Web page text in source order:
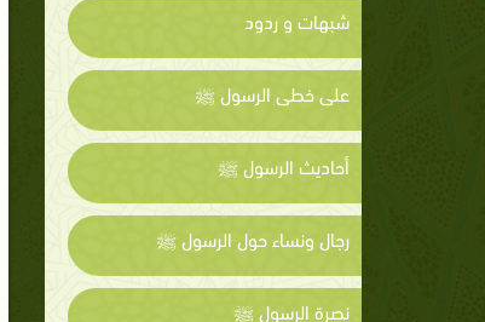
شبهات و ردود
على خطى الرسول ﷺ
أحاديث الرسول ﷺ
رجال ونساء حول الرسول ﷺ
نصرة الرسول ﷺ